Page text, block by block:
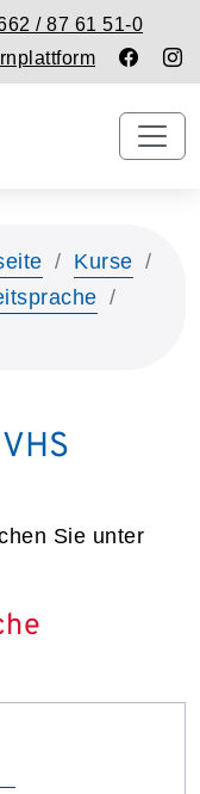
/ 87 61 51-0
Kurse
Sie unter